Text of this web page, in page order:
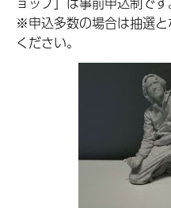
※申込多数の場合は抽選
ください。